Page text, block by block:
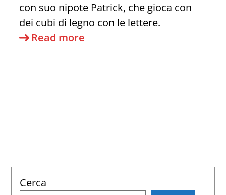
con suo nipote Patrick, che gioca con
dei cubi di legno con le lettere.
Read more
Cerca